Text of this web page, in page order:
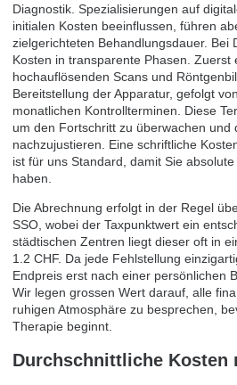
Diagnostik. Spezialisierungen auf
initialen Kosten beeinflussen, führen
zielgerichteten Behandlungsdauer. Bei
Kosten in transparente Phasen. Zuerst
hochauflösenden Scans und
Bereitstellung der Apparatur, gefolgt
monatlichen Kontrollterminen. Diese
um den Fortschritt zu überwachen und
nachzujustieren. Eine schriftliche
ist für uns Standard, damit Sie
haben.
Die Abrechnung erfolgt in der Regel
SSO, wobei der Taxpunktwert ein
städtischen Zentren liegt dieser oft in
1.2 CHF. Da jede Fehlstellung
Endpreis erst nach einer persönlichen
Wir legen grossen Wert darauf, alle
ruhigen Atmosphäre zu besprechen,
Therapie beginnt.
Durchschnittliche Kosten